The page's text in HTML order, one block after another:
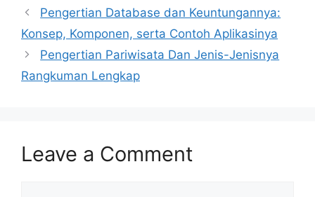
Pengertian Database dan Keuntungannya:
Konsep, Komponen, serta Contoh Aplikasinya
Pengertian Pariwisata Dan Jenis-Jenisnya
Rangkuman Lengkap
Leave a Comment